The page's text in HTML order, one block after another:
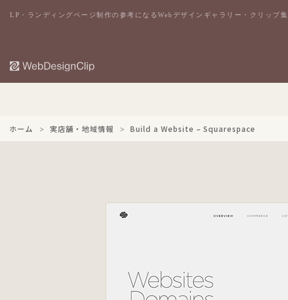
LP・ランディングページ制作の参考になるWebデザインギャラリー・クリップ集
ホーム 実店舗・地域情報 Build a Website – Squarespace